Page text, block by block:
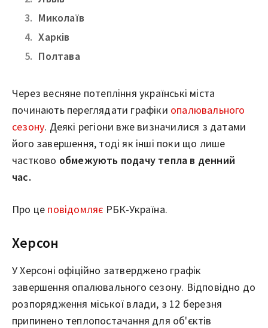
Миколаїв
Харків
Полтава
Через весняне потепління українські міста
починають переглядати графіки опалювального
сезону. Деякі регіони вже визначилися з датами
його завершення, тоді як інші поки що лише
частково обмежують подачу тепла в денний
час.
Про це повідомляє РБК-Україна.
Херсон
У Херсоні офіційно затверджено графік
завершення опалювального сезону. Відповідно до
розпорядження міської влади, з 12 березня
припинено теплопостачання для об'єктів